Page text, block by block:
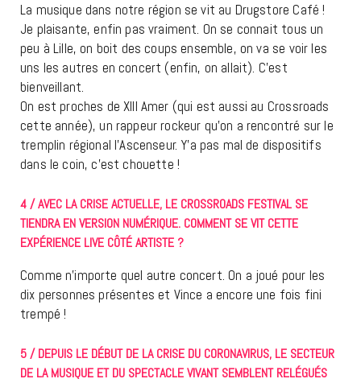
La musique dans notre région se vit au Drugstore Café !
Je plaisante, enfin pas vraiment. On se connait tous un
peu à Lille, on boit des coups ensemble, on va se voir les
uns les autres en concert (enfin, on allait). C’est
bienveillant.
On est proches de XIII Amer (qui est aussi au Crossroads
cette année), un rappeur rockeur qu’on a rencontré sur le
tremplin régional l’Ascenseur. Y’a pas mal de dispositifs
dans le coin, c’est chouette !
4 / AVEC LA CRISE ACTUELLE, LE CROSSROADS FESTIVAL SE
TIENDRA EN VERSION NUMÉRIQUE. COMMENT SE VIT CETTE
EXPÉRIENCE LIVE CÔTÉ ARTISTE ?
Comme n’importe quel autre concert. On a joué pour les
dix personnes présentes et Vince a encore une fois fini
trempé !
5 / DEPUIS LE DÉBUT DE LA CRISE DU CORONAVIRUS, LE SECTEUR
DE LA MUSIQUE ET DU SPECTACLE VIVANT SEMBLENT RELÉGUÉS